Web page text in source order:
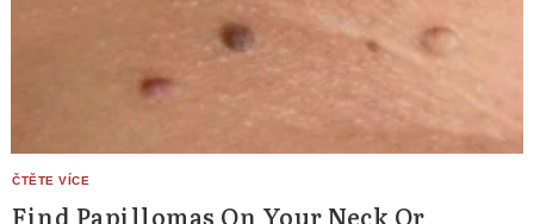
Find Papillomas On Your Neck Or